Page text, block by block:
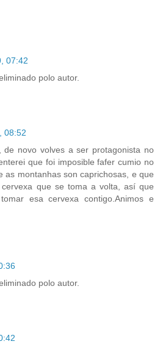
07:42
polo autor.
08:52
de novo volves a ser protagonista no
que foi imposible fafer cumio no
as montanhas son caprichosas, e que
que se toma a volta, así que
esa cervexa contigo.Animos e
polo autor.